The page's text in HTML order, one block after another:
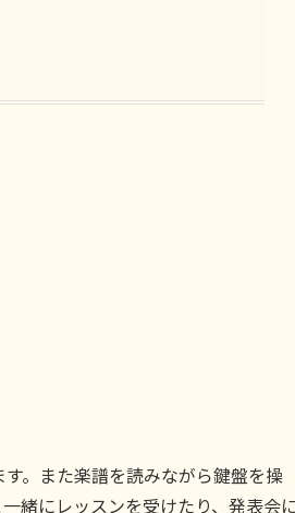
。また楽譜を読みながら鍵盤を操
緒にレッスンを受けたり、発表会